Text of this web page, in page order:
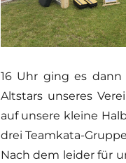
16 Uhr ging es
Altstars unseres
auf unsere kleine
drei Teamkata-
Nach dem leider für